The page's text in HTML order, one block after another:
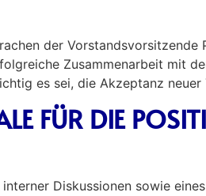
der Vorstandsvorsitzende
Zusammenarbeit mit
es sei, die Akzeptanz
FÜR DIE
Diskussionen sowie